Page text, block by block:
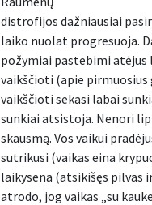
distrofijos dažniausiai
laiko nuolat progresuoja.
požymiai pastebimi
vaikščioti (apie
vaikščioti sekasi labai
sunkiai atsistoja. Nenori
skausmą. Vos vaikui
sutrikusi (vaikas eina
laikysena (atsikišęs pilvas
atrodo, jog vaikas „su